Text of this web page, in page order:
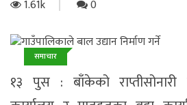
1.61k
0
समाचार
१३ पुस : बाँकेको